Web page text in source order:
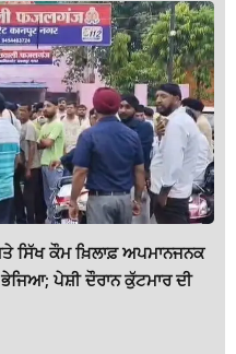
ਸਿੱਖ ਕੌਮ ਖ਼ਿਲਾਫ਼ ਅਪਮਾਨਜਨਕ
ਪੇਸ਼ੀ ਦੌਰਾਨ ਕੁੱਟਮਾਰ ਦੀ